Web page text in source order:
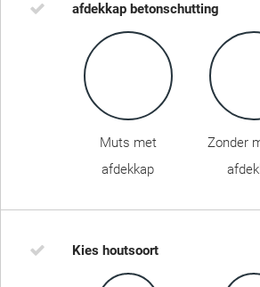
afdekkap betonschutting
Muts met
afdekkap
Zonder
Kies houtsoort